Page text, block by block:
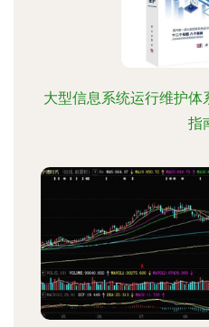
大型信息系统运行维护
指